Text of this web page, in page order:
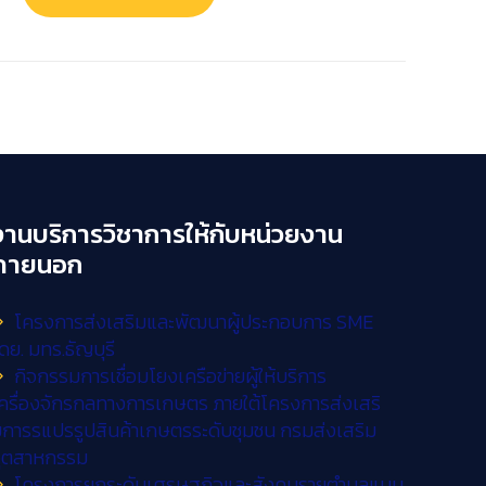
นบริการวิชาการให้กับหน่วยงาน
ยนอก
โครงการส่งเสริมและพัฒนาผู้ประกอบการ SME
ย. มทร.ธัญบุรี
กิจกรรมการเชื่อมโยงเครือข่ายผู้ให้บริการ
รื่องจักรกลทางการเกษตร ภายใต้โครงการส่งเสริ
ารรแปรรูปสินค้าเกษตรระดับชุมชน กรมส่งเสริม
สาหกรรม